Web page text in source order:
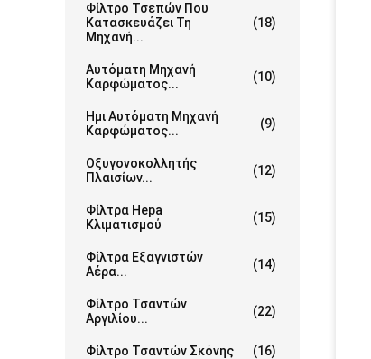
Φίλτρο Τσεπών Που
Κατασκευάζει Τη
Μηχανή...
(18)
Αυτόματη Μηχανή
Καρφώματος...
(10)
Ημι Αυτόματη Μηχανή
Καρφώματος...
(9)
Οξυγονοκολλητής
Πλαισίων...
(12)
Φίλτρα Hepa
Κλιματισμού
(15)
Φίλτρα Εξαγνιστών
Αέρα...
(14)
Φίλτρο Τσαντών
Αργιλίου...
(22)
Φίλτρο Τσαντών Σκόνης (16)